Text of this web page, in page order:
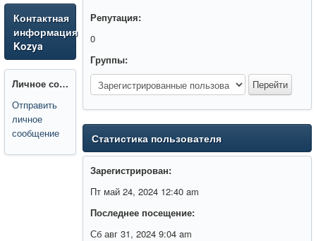
Контактная
информация
Kozya
Личное сообщение:
Отправить
личное
сообщение
Репутация:
0
Группы:
Статистика пользователя
Зарегистрирован:
Пт май 24, 2024 12:40 am
Последнее посещение:
Сб авг 31, 2024 9:04 am